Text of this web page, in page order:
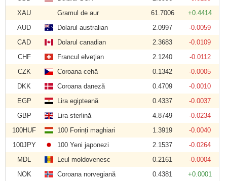
XAU
Gramul de aur 61.7006
+0.4414
AUD
Dolarul australian 2.0997
-0.0059
CAD
Dolarul canadian 2.3683
-0.0109
CHF
Francul elveţian 2.1240
-0.0112
CZK
Coroana cehă 0.1342
-0.0005
DKK
Coroana daneză 0.4709
-0.0010
EGP
Lira egipteană 0.4337
-0.0037
GBP
Lira sterlină 4.8749
-0.0234
100HUF
100 Forinți maghiari 1.3919
-0.0040
100JPY
100 Yeni japonezi 2.1537
-0.0264
MDL
Leul moldovenesc 0.2161
-0.0004
NOK
Coroana norvegiană 0.4381
+0.0001